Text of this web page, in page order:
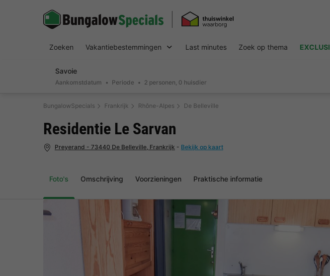
Zoeken Vakantiebestemmingen Last minutes Zoek op thema
Savoie
Aankomstdatum Periode 2 personen, 0 huisdier
BungalowSpecials Frankrijk Rhône-Alpes De Belleville
Foto's Omschrijving Voorzieningen Praktische informatie
Residentie Le Sarvan
Preyerand - 73440 De Belleville, Frankrijk - Bekijk op kaart